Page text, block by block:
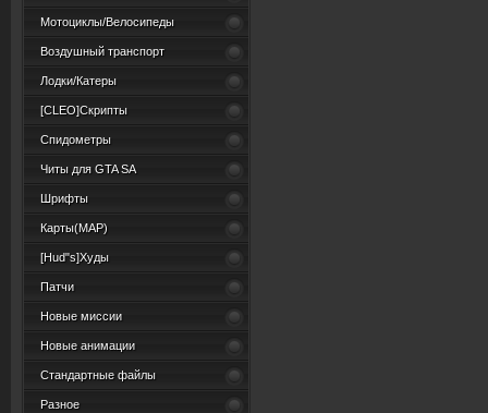
Мотоциклы/Велосипеды
Воздушный транспорт
Лодки/Катеры
[CLEO]Скрипты
Спидометры
Читы для GTA SA
Шрифты
Карты(MAP)
[Hud"s]Худы
Патчи
Новые миссии
Новые анимации
Стандартные файлы
Разное